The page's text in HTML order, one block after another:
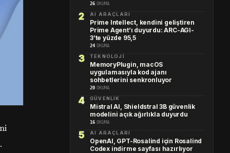
26 OKUMA
AI ARAÇLARI
Prime Intellect, kendini geliştiren
Prime Agent’ı duyurdu: ARC-AGI-
3’te yüzde 95,5
24 OKUMA
TEKNOLOJI
MemoryPlugin, macOS
uygulamasıyla kod ajanı
sohbetlerini senkronluyor
20 OKUMA
GÜVENLIK
Mistral AI, Shieldstral 3B güvenlik
modelini açık ağırlıkla duyurdu
16 OKUMA
AI ARAÇLARI
OpenAI, GPT-Rosalind için Rosalind
Codex indirme sayfası hazırlıyor